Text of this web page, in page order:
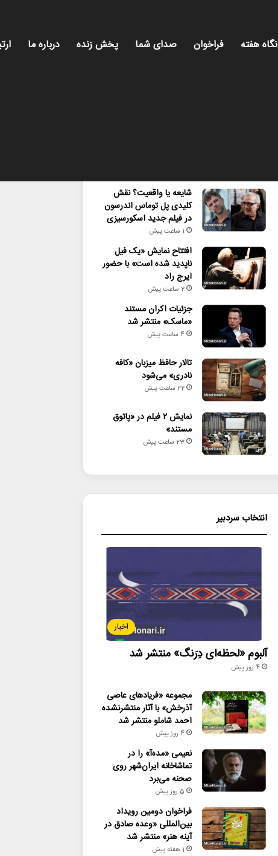
نگاه هفته فراخوان صدای شما پخش زنده درباره ما
شایعه یا واقعیت؟ نقش
کلیدی پل توماس اندرسون
در فیلم جدید اسکورسیزی
1 ساعت پیش
افتتاح نمایش «یک فیل
ناپدید شده است» با حضور
ایرج راد
2 ساعت پیش
جزئیات اکران مستند
«ماسک» منتشر شد
4 ساعت پیش
تالار حافظ میزبان «کافه
نادری» می‌شود
22 ساعت پیش
نمایش ۲ فیلم در «پاتوق
مستند»
23 ساعت پیش
انتخاب سردبیر
اخبار
آلبوم «لحظه‌ای دِرَنگ» منتشر شد
4 روز پیش
مجموعه «فریادهای عاصی
آذرخش» با آثار منتشرنشده
احمد شاملو منتشر شد
4 روز پیش
نعیمی «مده‌آ» را در
تماشاخانه ایران‌شهر روی
صحنه می‌برد
5 روز پیش
فراخوان دومین رویداد
بین‌المللی «وعده صادق در
آینه هنر» منتشر شد
1 هفته پیش